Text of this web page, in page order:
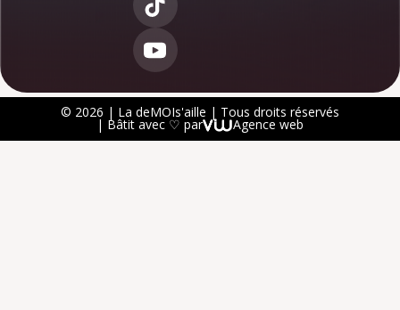
© 2026 | La deMOIs'aille | Tous droits réservés
| Bâtit avec ♡ par Agence web